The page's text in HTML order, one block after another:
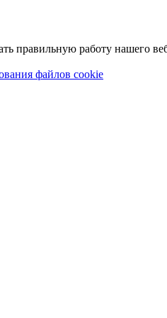
правильную работу нашего
файлов cookie